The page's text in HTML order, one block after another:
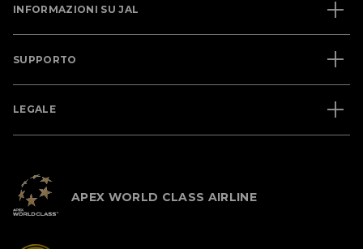
INFORMAZIONI SU JAL
SUPPORTO
LEGALE
APEX WORLD CLASS AIRLINE